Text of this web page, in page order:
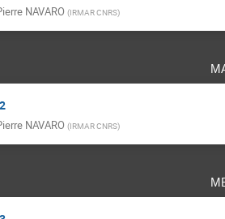
NAVARO (IRMAR CNRS)
NAVARO (IRMAR CNRS)